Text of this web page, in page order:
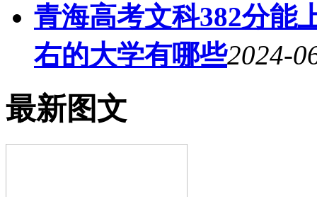
青海高考文科382分能
右的大学有哪些2024-
最新图文